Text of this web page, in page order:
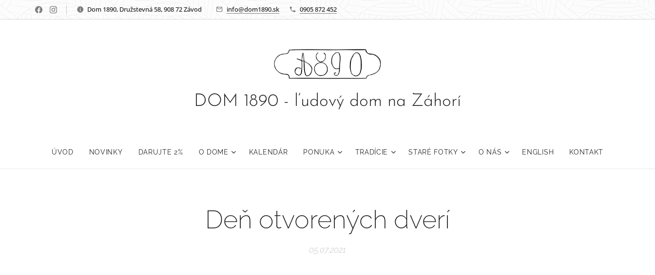
Dom 1890, Družstevná 58, 908 72 Závod info@dom1890.sk 0905 872 452
DOM 1890 - ľudový dom na Záhorí
ÚVOD NOVINKY DARUJTE 2% O DOME KALENDÁR PONUKA TRADÍCIE STARÉ FOTKY O NÁS ENGLISH KONTAKT
Deň otvorených dverí
05.07.2021